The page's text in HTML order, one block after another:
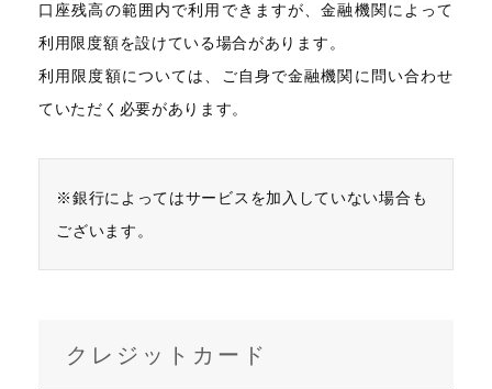
口座残高の範囲内で利用できますが、金融機関によって
利用限度額を設けている場合があります。
利用限度額については、ご自身で金融機関に問い合わせ
ていただく必要があります。
※銀行によってはサービスを加入していない場合も
ございます。
クレジットカード